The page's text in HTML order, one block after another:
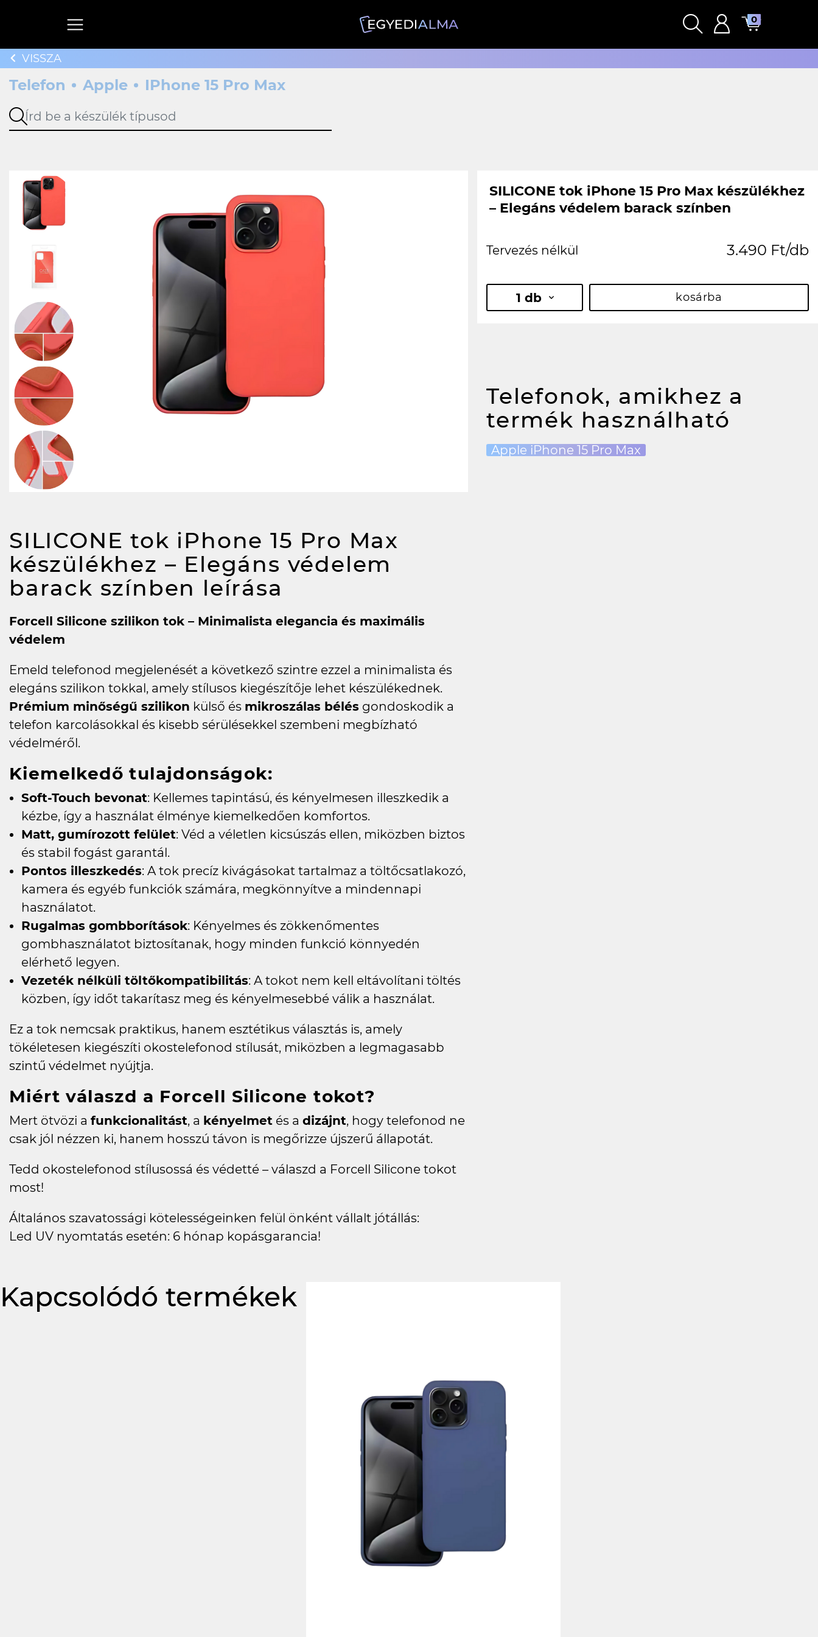
0
VISSZA
Telefon Apple IPhone 15 Pro Max
SILICONE tok iPhone 15 Pro Max
készülékhez – Elegáns védelem
barack színben leírása
Forcell Silicone szilikon tok – Minimalista elegancia és maximális
védelem
Emeld telefonod megjelenését a következő szintre ezzel a minimalista és
elegáns szilikon tokkal, amely stílusos kiegészítője lehet készülékednek.
Prémium minőségű szilikon külső és mikroszálas bélés gondoskodik a
telefon karcolásokkal és kisebb sérülésekkel szembeni megbízható
védelméről.
Kiemelkedő tulajdonságok:
Soft-Touch bevonat: Kellemes tapintású, és kényelmesen illeszkedik a
kézbe, így a használat élménye kiemelkedően komfortos.
Matt, gumírozott felület: Véd a véletlen kicsúszás ellen, miközben biztos
és stabil fogást garantál.
Pontos illeszkedés: A tok precíz kivágásokat tartalmaz a töltőcsatlakozó,
kamera és egyéb funkciók számára, megkönnyítve a mindennapi
használatot.
Rugalmas gombborítások: Kényelmes és zökkenőmentes
gombhasználatot biztosítanak, hogy minden funkció könnyedén
elérhető legyen.
Vezeték nélküli töltőkompatibilitás: A tokot nem kell eltávolítani töltés
közben, így időt takarítasz meg és kényelmesebbé válik a használat.
Ez a tok nemcsak praktikus, hanem esztétikus választás is, amely
tökéletesen kiegészíti okostelefonod stílusát, miközben a legmagasabb
szintű védelmet nyújtja.
Miért válaszd a Forcell Silicone tokot?
Mert ötvözi a funkcionalitást, a kényelmet és a dizájnt, hogy telefonod ne
csak jól nézzen ki, hanem hosszú távon is megőrizze újszerű állapotát.
Tedd okostelefonod stílusossá és védetté – válaszd a Forcell Silicone tokot
most!
Általános szavatossági kötelességeinken felül önként vállalt jótállás:
Led UV nyomtatás esetén: 6 hónap kopásgarancia!
SILICONE tok iPhone 15 Pro Max készülékhez
– Elegáns védelem barack színben
Tervezés nélkül 3.490 Ft/db
1 db kosárba
Telefonok, amikhez a
termék használható
Apple iPhone 15 Pro Max
Kapcsolódó termékek